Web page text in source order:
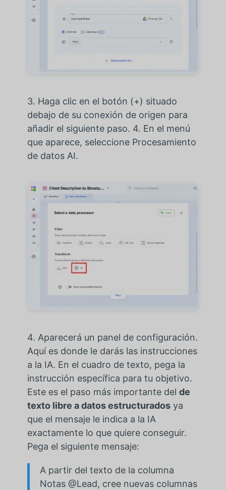
3. Haga clic en el botón (+) situado
debajo de su conexión de origen para
añadir el siguiente paso. 4. En el menú
que aparece, seleccione Procesamiento
de datos AI.
4. Aparecerá un panel de configuración.
Aquí es donde le darás las instrucciones
a la IA. En el cuadro de texto, pega la
instrucción específica para tu objetivo.
Este es el paso más importante del de
texto libre a datos estructurados ya
que el mensaje le indica a la IA
exactamente lo que quiere conseguir.
Pega el siguiente mensaje:
A partir del texto de la columna
Notas @Lead, cree nuevas columnas